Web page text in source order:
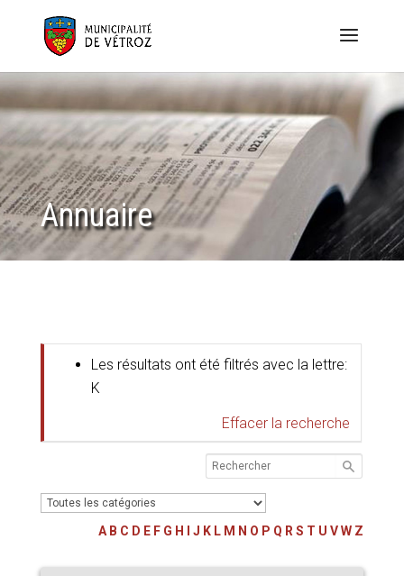
Annuaire
Les résultats ont été filtrés avec la lettre:
K
Effacer la recherche
A B C D E F G H J K L M N O P Q R S T U VW Z